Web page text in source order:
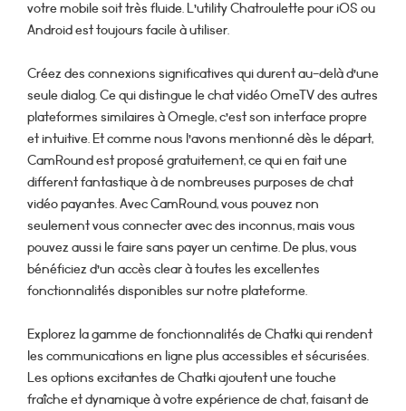
votre mobile soit très fluide. L’utility Chatroulette pour iOS ou
Android est toujours facile à utiliser.
Créez des connexions significatives qui durent au-delà d’une
seule dialog. Ce qui distingue le chat vidéo OmeTV des autres
plateformes similaires à Omegle, c’est son interface propre
et intuitive. Et comme nous l’avons mentionné dès le départ,
CamRound est proposé gratuitement, ce qui en fait une
different fantastique à de nombreuses purposes de chat
vidéo payantes. Avec CamRound, vous pouvez non
seulement vous connecter avec des inconnus, mais vous
pouvez aussi le faire sans payer un centime. De plus, vous
bénéficiez d’un accès clear à toutes les excellentes
fonctionnalités disponibles sur notre plateforme.
Explorez la gamme de fonctionnalités de Chatki qui rendent
les communications en ligne plus accessibles et sécurisées.
Les options excitantes de Chatki ajoutent une touche
fraîche et dynamique à votre expérience de chat, faisant de